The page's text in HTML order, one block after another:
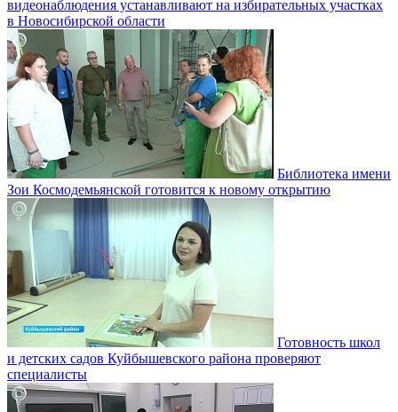
видеонаблюдения устанавливают на избирательных участках
в Новосибирской области
Библиотека имени
Зои Космодемьянской готовится к новому открытию
Готовность школ
и детских садов Куйбышевского района проверяют
специалисты